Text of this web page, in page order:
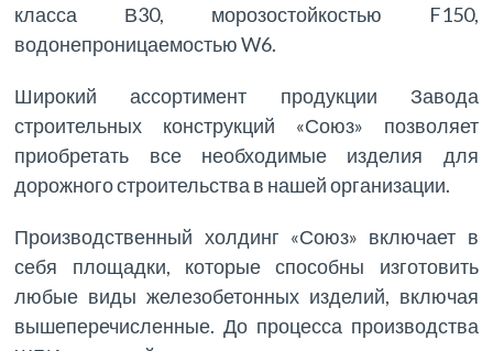
класса В30, морозостойкостью F150,
водонепроницаемостью W6.
Широкий ассортимент продукции Завода
строительных конструкций «Союз» позволяет
приобретать все необходимые изделия для
дорожного строительства в нашей организации.
Производственный холдинг «Союз» включает в
себя площадки, которые способны изготовить
любые виды железобетонных изделий, включая
вышеперечисленные. До процесса производства